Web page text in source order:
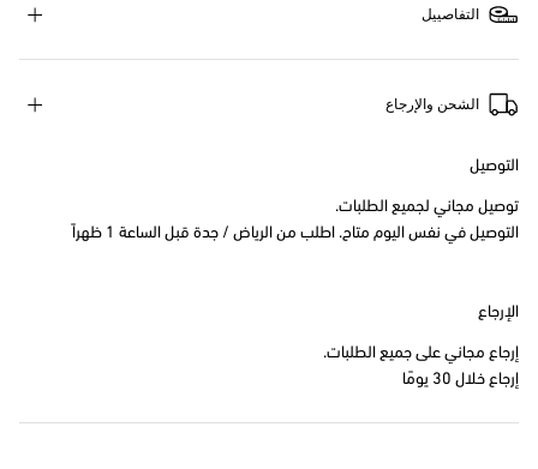
التفاصييل
الشحن والإرجاع
التوصيل
توصيل مجاني لجميع الطلبات.
التوصيل في نفس اليوم متاح. اطلب من الرياض / جدة قبل الساعة 1 ظهراً
الإرجاع
إرجاع مجاني على جميع الطلبات.
إرجاع خلال 30 يومًا